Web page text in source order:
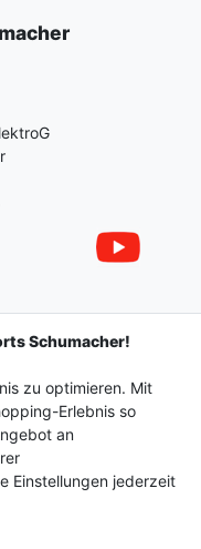
AGB
Widerrufs­recht
Kontakt
Schumacher!
zu optimieren. Mit
Erlebnis so
an
Einstellungen jederzeit